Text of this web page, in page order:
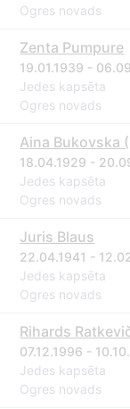
Ogres novads
Zenta Pumpure
19.01.1939 -
Jedes kapsēta
Ogres novads
Aina Bukovska
18.04.1929 -
Jedes kapsēta
Ogres novads
Juris Blaus
22.04.1941 -
Jedes kapsēta
Ogres novads
Rihards
07.12.1996 -
Jedes kapsēta
Ogres novads